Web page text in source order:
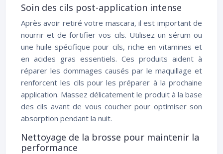
Soin des cils post-application intense
Après avoir retiré votre mascara, il est important de
nourrir et de fortifier vos cils. Utilisez un sérum ou
une huile spécifique pour cils, riche en vitamines et
en acides gras essentiels. Ces produits aident à
réparer les dommages causés par le maquillage et
renforcent les cils pour les préparer à la prochaine
application. Massez délicatement le produit à la base
des cils avant de vous coucher pour optimiser son
absorption pendant la nuit.
Nettoyage de la brosse pour maintenir la
performance